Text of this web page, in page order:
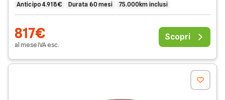
Anticipo 4.918€ Durata 60 mesi 75.000km inclusi
817€
al meseIVA esc.
Scopri